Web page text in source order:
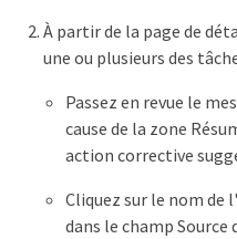
À partir de la page de
une ou plusieurs des
Passez en revue le
cause de la zone
action corrective
Cliquez sur le nom de
dans le champ